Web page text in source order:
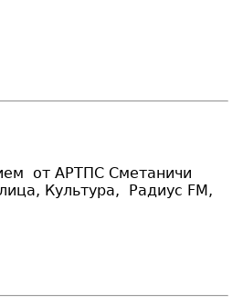
от АРТПС Сметаничи
Культура,
Радиус FM,